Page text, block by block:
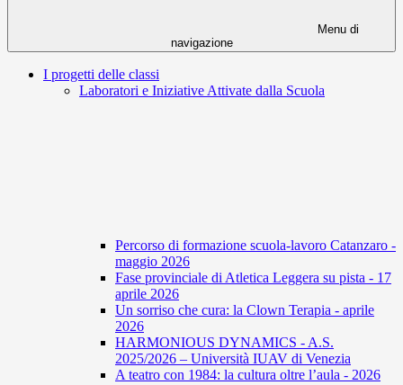
Menu di
navigazione
I progetti delle classi
Laboratori e Iniziative Attivate dalla Scuola
Percorso di formazione scuola-lavoro Catanzaro -
maggio 2026
Fase provinciale di Atletica Leggera su pista - 17
aprile 2026
Un sorriso che cura: la Clown Terapia - aprile
2026
HARMONIOUS DYNAMICS - A.S.
2025/2026 – Università IUAV di Venezia
A teatro con 1984: la cultura oltre l’aula - 2026